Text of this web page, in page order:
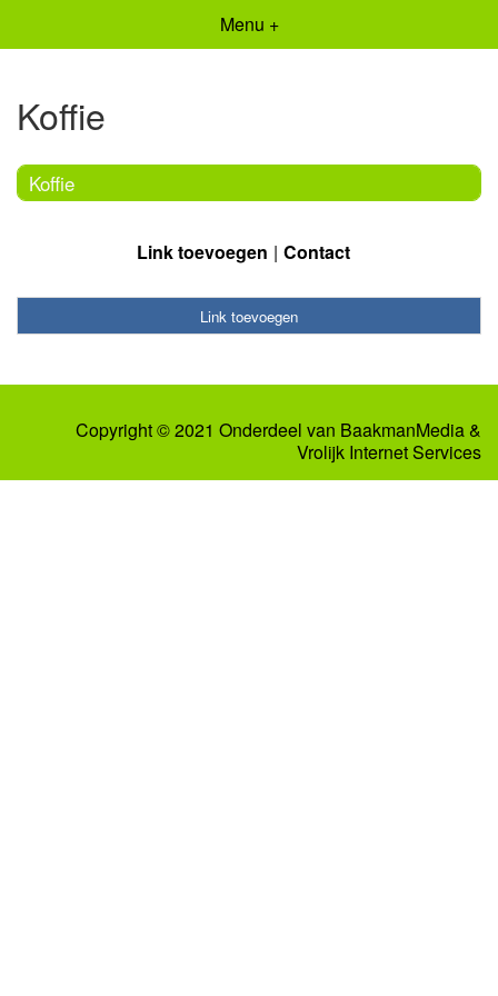
Menu +
Koffie
Koffie
Link toevoegen Contact
Link toevoegen
Copyright © 2021 Onderdeel van BaakmanMedia&
Vrolijk Internet Services